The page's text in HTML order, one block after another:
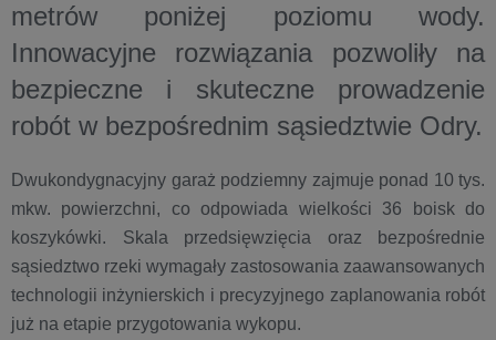
metrów poniżej poziomu wody.
Innowacyjne rozwiązania pozwoliły na
bezpieczne i skuteczne prowadzenie
robót w bezpośrednim sąsiedztwie Odry.
Dwukondygnacyjny garaż podziemny zajmuje ponad 10 tys.
mkw. powierzchni, co odpowiada wielkości 36 boisk do
koszykówki. Skala przedsięwzięcia oraz bezpośrednie
sąsiedztwo rzeki wymagały zastosowania zaawansowanych
technologii inżynierskich i precyzyjnego zaplanowania robót
już na etapie przygotowania wykopu.